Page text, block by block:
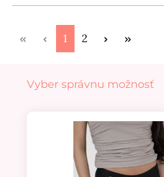
Stránka
1 Stránka
2
Preskočiť galériu produktov
Vyber správnu možnosť